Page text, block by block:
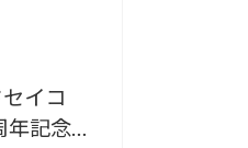
イコ
記念限